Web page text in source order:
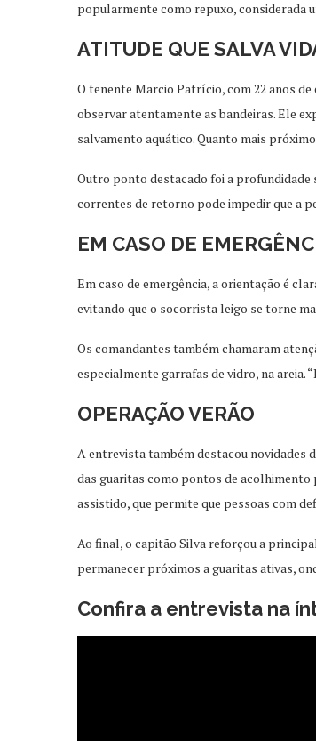
popularmente como repuxo, considerada
ATITUDE QUE SALVA
O tenente Marcio Patrício, com 22 anos
observar atentamente as bandeiras. Ele
salvamento aquático. Quanto mais
Outro ponto destacado foi a profundidade
correntes de retorno pode impedir que a
EM CASO DE
Em caso de emergência, a orientação é
evitando que o socorrista leigo se torne
Os comandantes também chamaram
especialmente garrafas de vidro, na areia.
OPERAÇÃO VERÃO
A entrevista também destacou novidades
das guaritas como pontos de acolhimento
assistido, que permite que pessoas com
Ao final, o capitão Silva reforçou a
permanecer próximos a guaritas ativas,
Confira a entrevista na